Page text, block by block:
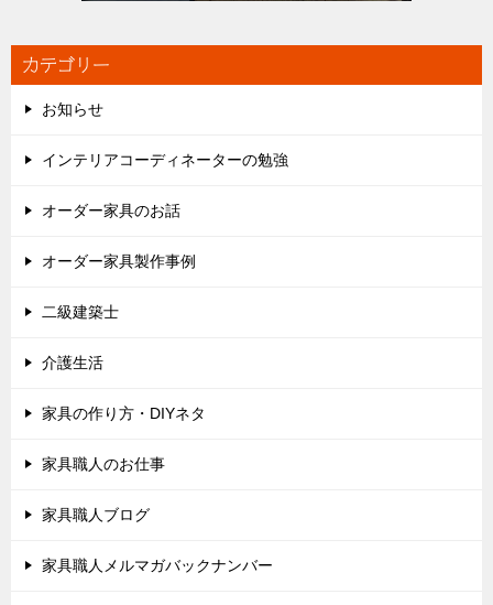
カテゴリー
お知らせ
インテリアコーディネーターの勉強
オーダー家具のお話
オーダー家具製作事例
二級建築士
介護生活
家具の作り方・DIYネタ
家具職人のお仕事
家具職人ブログ
家具職人メルマガバックナンバー